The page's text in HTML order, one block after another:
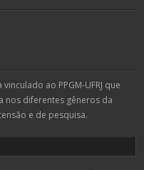
ao PPGM-UFRJ que
nos diferentes gêneros da
e de pesquisa.